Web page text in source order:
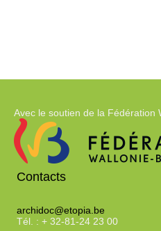
Avec le soutien de la Fédération
Contacts
archidoc@etopia.be
Tél. : + 32-81-24 23 00